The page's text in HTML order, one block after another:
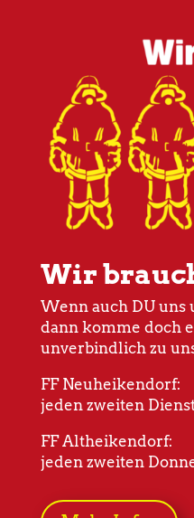
Wir
Wenn auch DU
dann komme doch
unverbindlich zu
FF Neuheikendorf:
jeden zweiten
FF Altheikendorf:
jeden zweiten